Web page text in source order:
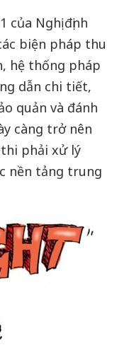
của Nghị định
biện pháp thu
hệ thống pháp
dẫn chi tiết,
quản và đánh
càng trở nên
phải xử lý
nền tảng trung